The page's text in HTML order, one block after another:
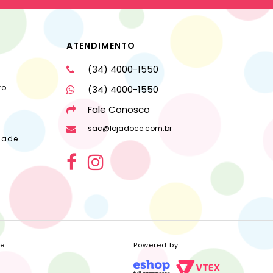
ATENDIMENTO
(34) 4000-1550
(34) 4000-1550
Fale Conosco
sac@lojadoce.com.br
Powered by